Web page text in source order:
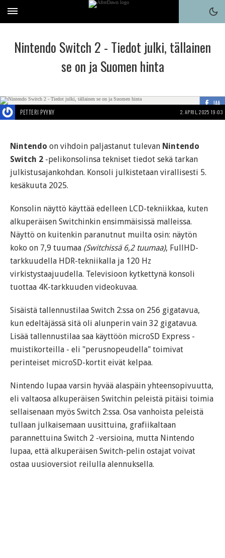
Nintendo Switch 2 - Tiedot julki, tällainen
se on ja Suomen hinta
JAA
PETTERI PYYNY 2. APRIL, 2025 19:03
Nintendo on vihdoin paljastanut tulevan Nintendo
Switch 2 -pelikonsolinsa tekniset tiedot sekä tarkan
julkistusajankohdan. Konsoli julkistetaan virallisesti 5.
kesäkuuta 2025.
Konsolin näyttö käyttää edelleen LCD-tekniikkaa, kuten
alkuperäisen Switchinkin ensimmäisissä malleissa.
Näyttö on kuitenkin paranutnut muilta osin: näytön
koko on 7,9 tuumaa (Switchissä 6,2 tuumaa), FullHD-
tarkkuudella HDR-tekniikalla ja 120 Hz
virkistystaajuudella. Televisioon kytkettynä konsoli
tuottaa 4K-tarkkuuden videokuvaa.
Sisäistä tallennustilaa Switch 2:ssa on 256 gigatavua,
kun edeltäjässä sitä oli alunperin vain 32 gigatavua.
Lisää tallennustilaa saa käyttöön microSD Express -
muistikorteilla - eli "perusnopeudella" toimivat
perinteiset microSD-kortit eivät kelpaa.
Nintendo lupaa varsin hyvää alaspäin yhteensopivuutta,
eli valtaosa alkuperäisen Switchin peleistä pitäisi toimia
sellaisenaan myös Switch 2:ssa. Osa vanhoista peleistä
tullaan julkaisemaan uusittuina, grafiikaltaan
parannettuina Switch 2 -versioina, mutta Nintendo
lupaa, että alkuperäisen Switch-pelin ostajat voivat
ostaa uusioversiot reilulla alennuksella.